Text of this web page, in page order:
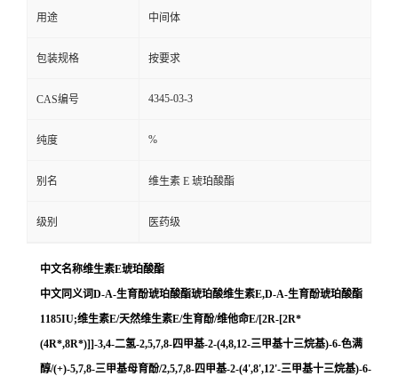
用途 中间体
包装规格 按要求
CAS编号 4345-03-3
纯度 %
别名 维生素 E 琥珀酸酯
级别 医药级
中文名称维生素E琥珀酸酯
中文同义词D-Α-生育酚琥珀酸酯琥珀酸维生素E,D-Α-生育酚琥珀酸酯
1185IU;维生素E/天然维生素E/生育酚/维他命E/[2R-[2R*
(4R*,8R*)]]-3,4-二氢-2,5,7,8-四甲基-2-(4,8,12-三甲基十三烷基)-6-色满
醇/(+)-5,7,8-三甲基母育酚/2,5,7,8-四甲基-2-(4',8',12'-三甲基十三烷基)-6-